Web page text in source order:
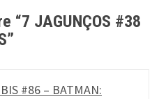
“7 JAGUNÇOS #38
”
#86 – BATMAN: